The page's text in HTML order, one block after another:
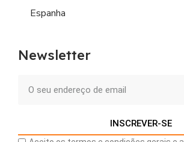
Espanha
Newsletter
INSCREVER-SE